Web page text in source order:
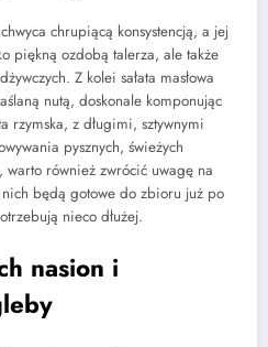
chrupiącą konsystencją, a jej
piękną ozdobą talerza, ale także
Z kolei sałata masłowa
nutą, doskonale komponując
rzymska, z długimi, sztywnymi
pysznych, świeżych
również zwrócić uwagę na
będą gotowe do zbioru już po
nieco dłużej.
nasion i